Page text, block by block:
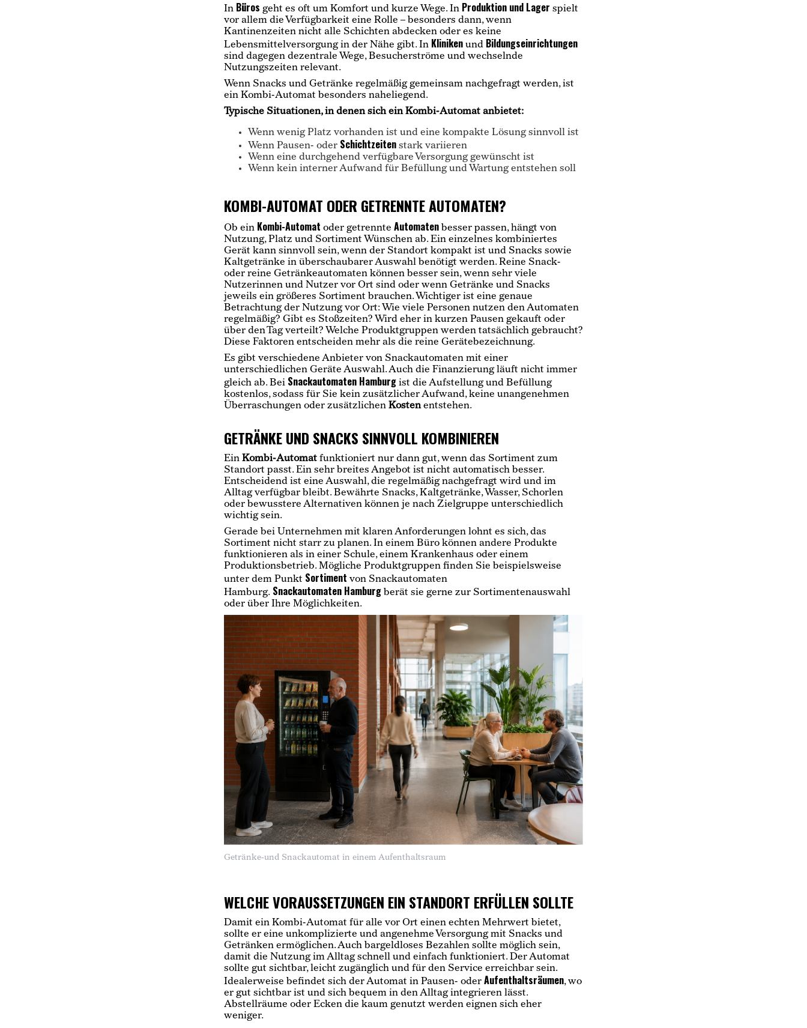
In Büros geht es oft um Komfort und kurze Wege. In Produktion und Lager spielt
vor allem die Verfügbarkeit eine Rolle – besonders dann, wenn
Kantinenzeiten nicht alle Schichten abdecken oder es keine
Lebensmittelversorgung in der Nähe gibt. In KlinikenundBildungseinrichtungen
sind dagegen dezentrale Wege, Besucherströme und wechselnde
Nutzungszeiten relevant.
Wenn Snacks und Getränke regelmäßig gemeinsam nachgefragt werden, ist
ein Kombi-Automat besonders naheliegend.
Typische Situationen, in denen sich ein Kombi-Automat anbietet:
Wenn wenig Platz vorhanden ist und eine kompakte Lösung sinnvoll ist
Wenn Pausen- oder Schichtzeitenstark variieren
Wenn eine durchgehend verfügbare Versorgung gewünscht ist
Wenn kein interner Aufwand für Befüllung und Wartung entstehen soll
KOMBI-AUTOMAT ODER GETRENNTE AUTOMATEN?
Ob ein Kombi-Automat oder getrennte Automaten besser passen, hängt von
Nutzung, Platz und Sortiment Wünschen ab. Ein einzelnes kombiniertes
Gerät kann sinnvoll sein, wenn der Standort kompakt ist und Snacks sowie
Kaltgetränke in überschaubarer Auswahl benötigt werden. Reine Snack-
oder reine Getränkeautomaten können besser sein, wenn sehr viele
Nutzerinnen und Nutzer vor Ort sind oder wenn Getränke und Snacks
jeweils ein größeres Sortiment brauchen. Wichtiger ist eine genaue
Betrachtung der Nutzung vor Ort: Wie viele Personen nutzen den Automaten
regelmäßig? Gibt es Stoßzeiten? Wird eher in kurzen Pausen gekauft oder
über den Tag verteilt? Welche Produktgruppen werden tatsächlich gebraucht?
Diese Faktoren entscheiden mehr als die reine Gerätebezeichnung.
Es gibt verschiedene Anbieter von Snackautomaten mit einer
unterschiedlichen Geräte Auswahl. Auch die Finanzierung läuft nicht immer
gleich ab. Bei Snackautomaten Hamburgist die Aufstellung und Befüllung
kostenlos, sodass für Sie kein zusätzlicher Aufwand, keine unangenehmen
Überraschungen oder zusätzlichen Kostenentstehen.
GETRÄNKE UND SNACKS SINNVOLL KOMBINIEREN
Ein Kombi-Automatfunktioniert nur dann gut, wenn das Sortiment zum
Standort passt. Ein sehr breites Angebot ist nicht automatisch besser.
Entscheidend ist eine Auswahl, die regelmäßig nachgefragt wird und im
Alltag verfügbar bleibt. Bewährte Snacks, Kaltgetränke, Wasser, Schorlen
oder bewusstere Alternativen können je nach Zielgruppe unterschiedlich
wichtig sein.
Gerade bei Unternehmen mit klaren Anforderungen lohnt es sich, das
Sortiment nicht starr zu planen. In einem Büro können andere Produkte
funktionieren als in einer Schule, einem Krankenhaus oder einem
Produktionsbetrieb. Mögliche Produktgruppen finden Sie beispielsweise
unter dem Punkt Sortiment von Snackautomaten
Hamburg. Snackautomaten Hamburgberät sie gerne zur Sortimentenauswahl
oder über Ihre Möglichkeiten.
Getränke-und Snackautomat in einem Aufenthaltsraum
WELCHE VORAUSSETZUNGEN EIN STANDORT ERFÜLLEN SOLLTE
Damit ein Kombi-Automat für alle vor Ort einen echten Mehrwert bietet,
sollte er eine unkomplizierte und angenehme Versorgung mit Snacks und
Getränken ermöglichen. Auch bargeldloses Bezahlen sollte möglich sein,
damit die Nutzung im Alltag schnell und einfach funktioniert. Der Automat
sollte gut sichtbar, leicht zugänglich und für den Service erreichbar sein.
Idealerweise befindet sich der Automat in Pausen- oder Aufenthaltsräumen, wo
er gut sichtbar ist und sich bequem in den Alltag integrieren lässt.
Abstellräume oder Ecken die kaum genutzt werden eignen sich eher
weniger.